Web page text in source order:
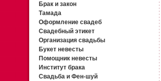
Брак и закон
Тамада
Оформление свадеб
Свадебный этикет
Организация свадьбы
Букет невесты
Помощник невесты
Институт брака
Свадьба и Фен-шуй